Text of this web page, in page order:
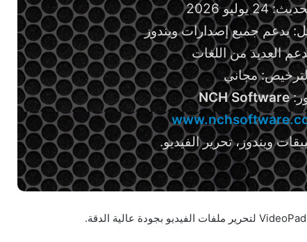
يوليو 2026
يدعم جميع إصدارات ويندوز
العديد من اللغات
مجاني
NCH Software
ويندوز، تحرير الفيديو.